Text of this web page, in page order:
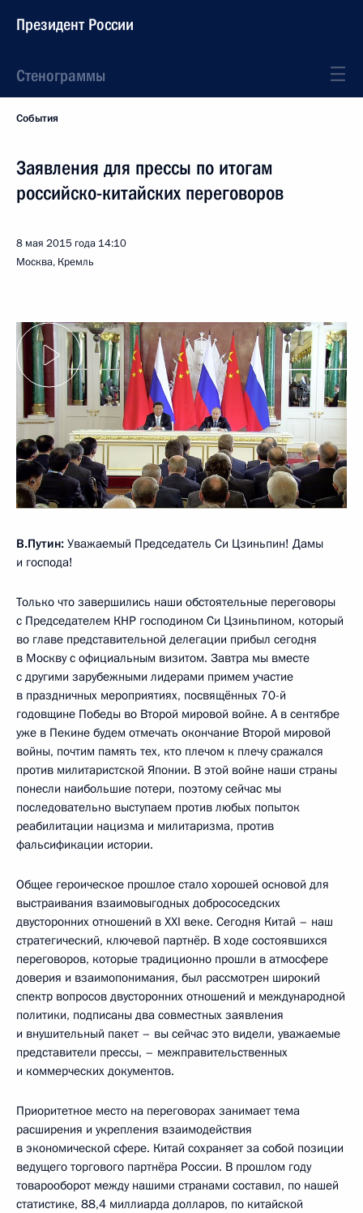
Президент России
Стенограммы
События
Заявления для прессы по итогам
российско-китайских переговоров
8 мая 2015 года 14:10
Москва, Кремль
В.Путин: Уважаемый Председатель Си Цзиньпин! Дамы
и господа!
Только что завершились наши обстоятельные переговоры
с Председателем КНР господином Си Цзиньпином, который
во главе представительной делегации прибыл сегодня
в Москву с официальным визитом. Завтра мы вместе
с другими зарубежными лидерами примем участие
в праздничных мероприятиях, посвящённых 70-й
годовщине Победы во Второй мировой войне. А в сентябре
уже в Пекине будем отмечать окончание Второй мировой
войны, почтим память тех, кто плечом к плечу сражался
против милитаристской Японии. В этой войне наши страны
понесли наибольшие потери, поэтому сейчас мы
последовательно выступаем против любых попыток
реабилитации нацизма и милитаризма, против
фальсификации истории.
Общее героическое прошлое стало хорошей основой для
выстраивания взаимовыгодных добрососедских
двусторонних отношений в XXI веке. Сегодня Китай – наш
стратегический, ключевой партнёр. В ходе состоявшихся
переговоров, которые традиционно прошли в атмосфере
доверия и взаимопонимания, был рассмотрен широкий
спектр вопросов двусторонних отношений и международной
политики, подписаны два совместных заявления
и внушительный пакет – вы сейчас это видели, уважаемые
представители прессы, – межправительственных
и коммерческих документов.
Приоритетное место на переговорах занимает тема
расширения и укрепления взаимодействия
в экономической сфере. Китай сохраняет за собой позиции
ведущего торгового партнёра России. В прошлом году
товарооборот между нашими странами составил, по нашей
статистике, 88,4 миллиарда долларов, по китайской